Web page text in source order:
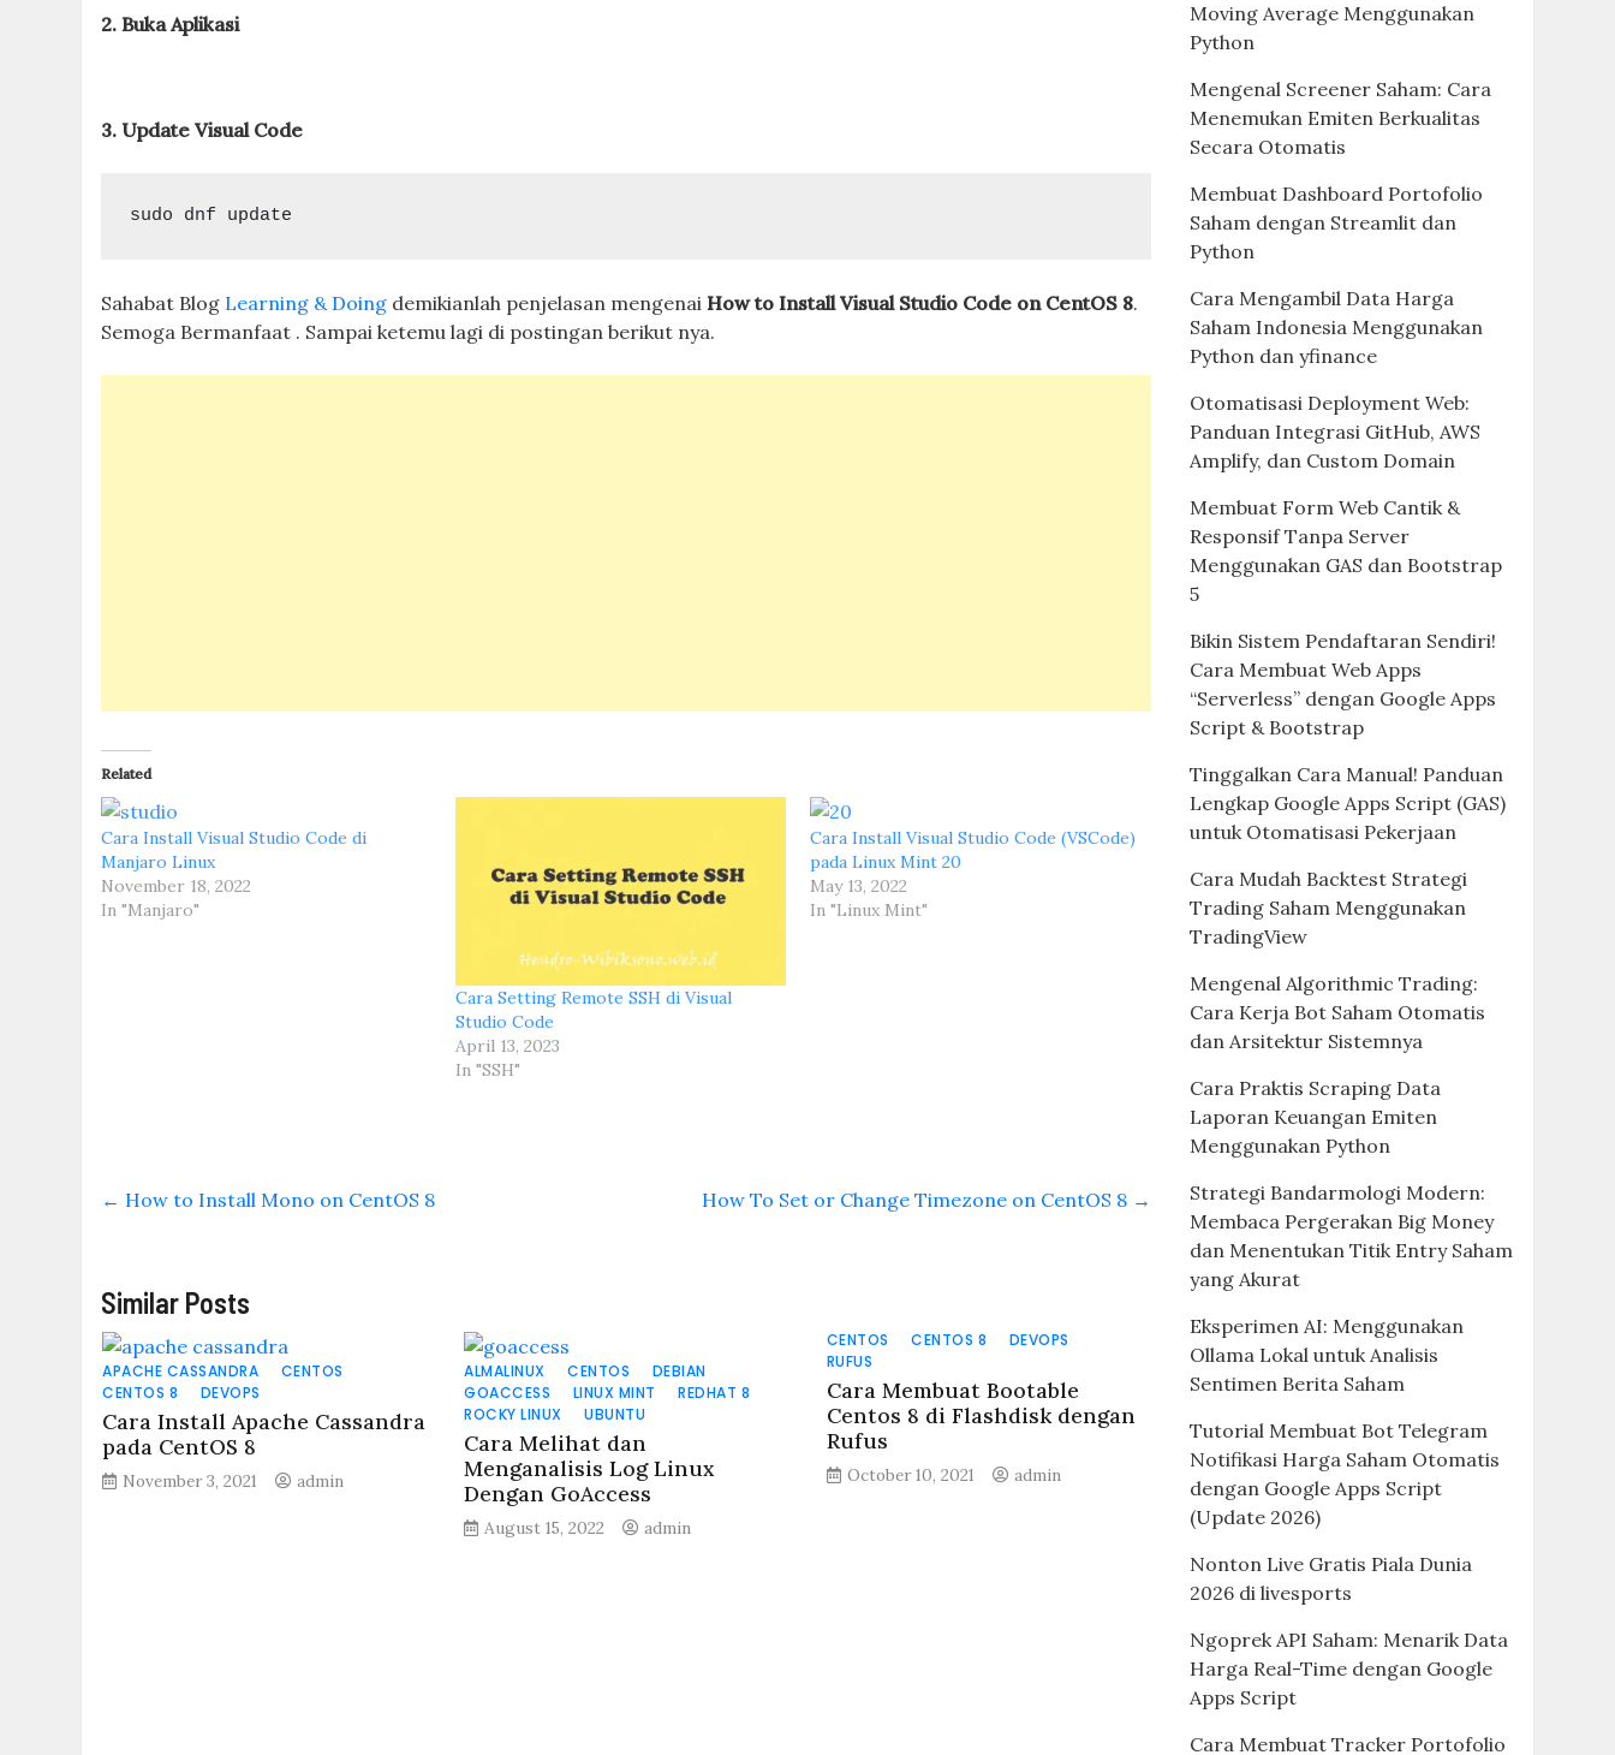
2. Buka Aplikasi
3. Update Visual Code
sudo dnf update
Sahabat Blog Learning & Doing demikianlah penjelasan mengenaiHow to Install Visual Studio Code on CentOS 8.
Semoga Bermanfaat . Sampai ketemu lagi di postingan berikut nya.
Related
Cara Install Visual Studio Code di
Manjaro Linux
November 18, 2022
In "Manjaro"
Cara Setting Remote SSH di Visual
Studio Code
April 13, 2023
In "SSH"
Cara Install Visual Studio Code (VSCode)
pada Linux Mint 20
May 13, 2022
In "Linux Mint"
← How to Install Mono on CentOS 8 How To Set or Change Timezone on CentOS 8 →
Similar Posts
APACHE CASSANDRA
CENTOS
CENTOS 8
DEVOPS
Cara Install Apache Cassandra
pada CentOS 8
November 3, 2021 admin
ALMALINUX CENTOS
DEBIAN
GOACCESS
LINUX MINT
REDHAT 8
ROCKY LINUX
UBUNTU
Cara Melihat dan
Menganalisis Log Linux
Dengan GoAccess
August 15, 2022 admin
CENTOS CENTOS 8
DEVOPS
RUFUS
Cara Membuat Bootable
Centos 8 di Flashdisk dengan
Rufus
October 10, 2021 admin
Moving Average Menggunakan
Python
Mengenal Screener Saham: Cara
Menemukan Emiten Berkualitas
Secara Otomatis
Membuat Dashboard Portofolio
Saham dengan Streamlit dan
Python
Cara Mengambil Data Harga
Saham Indonesia Menggunakan
Python dan yfinance
Otomatisasi Deployment Web:
Panduan Integrasi GitHub, AWS
Amplify, dan Custom Domain
Membuat Form Web Cantik &
Responsif Tanpa Server
Menggunakan GAS dan Bootstrap
5
Bikin Sistem Pendaftaran Sendiri!
Cara Membuat Web Apps
“Serverless” dengan Google Apps
Script & Bootstrap
Tinggalkan Cara Manual! Panduan
Lengkap Google Apps Script (GAS)
untuk Otomatisasi Pekerjaan
Cara Mudah Backtest Strategi
Trading Saham Menggunakan
TradingView
Mengenal Algorithmic Trading:
Cara Kerja Bot Saham Otomatis
dan Arsitektur Sistemnya
Cara Praktis Scraping Data
Laporan Keuangan Emiten
Menggunakan Python
Strategi Bandarmologi Modern:
Membaca Pergerakan Big Money
dan Menentukan Titik Entry Saham
yang Akurat
Eksperimen AI: Menggunakan
Ollama Lokal untuk Analisis
Sentimen Berita Saham
Tutorial Membuat Bot Telegram
Notifikasi Harga Saham Otomatis
dengan Google Apps Script
(Update 2026)
Nonton Live Gratis Piala Dunia
2026 di livesports
Ngoprek API Saham: Menarik Data
Harga Real-Time dengan Google
Apps Script
Cara Membuat Tracker Portofolio